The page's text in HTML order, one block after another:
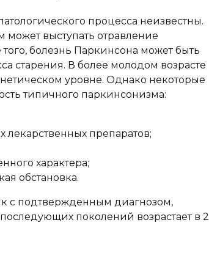
процесса неизвестны.
может выступать отравление
болезнь Паркинсона может быть
старения. В более молодом возрасте
уровне. Однако некоторые
типичного паркинсонизма:
препаратов;
характера;
обстановка.
с подтвержденным диагнозом,
поколений возрастает в 2